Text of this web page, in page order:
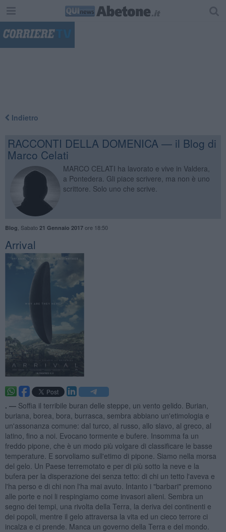
Indietro
RACCONTI DELLA DOMENICA — il Blog di
Marco Celati
MARCO CELATI ha lavorato e vive in Valdera,
a Pontedera. Gli piace scrivere, ma non è uno
scrittore. Solo uno che scrive.
Blog Sabato 21 Gennaio 2017ore 18:50
Arrival
. — Soffia il terribile buran delle steppe, un vento gelido. Burian,
buriana, borea, bora, burrasca, sembra abbiano un'etimologia e
un'assonanza comune: dal turco, al russo, allo slavo, al greco, al
latino, fino a noi. Evocano tormente e bufere. Insomma fa un
freddo pipone, che è un modo più volgare di classificare le basse
temperature. E sorvoliamo sull'etimo di pipone. Siamo nella morsa
del gelo. Un Paese terremotato e per di più sotto la neve e la
bufera per la disperazione dei senza tetto: di chi un tetto l'aveva e
l'ha perso e di chi non l'ha mai avuto. Intanto i "barbari" premono
alle porte e noi li respingiamo come invasori alieni. Sembra un
segno dei tempi, una rivolta della Terra, la deriva dei continenti e
dei popoli, mentre il gelo attraversa la vita ed un cieco terrore ci
incalza e ci prende. Manca un governo della Terra e del mondo.